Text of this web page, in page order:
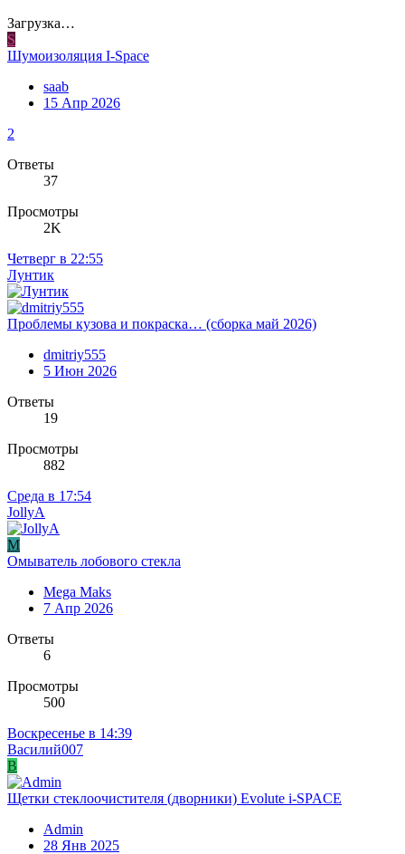
Загрузка…
S
Шумоизоляция I-Space
saab
15 Апр 2026
2
Ответы
37
Просмотры
2K
Четверг в 22:55
Лунтик
Проблемы кузова и покраска… (сборка май 2026)
dmitriy555
5 Июн 2026
Ответы
19
Просмотры
882
Среда в 17:54
JollyA
M
Омыватель лобового стекла
Mega Maks
7 Апр 2026
Ответы
6
Просмотры
500
Воскресенье в 14:39
Василий007
В
Щетки стеклоочистителя (дворники) Evolute i-SPACE
Admin
28 Янв 2025